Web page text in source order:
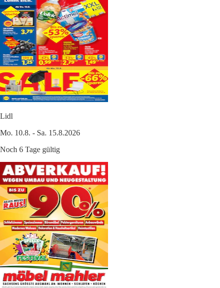
Lidl
Mo. 10.8. - Sa. 15.8.2026
Noch 6 Tage gültig